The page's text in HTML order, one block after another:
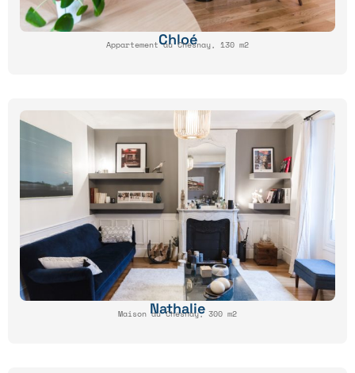
Chloé
Appartement au Chesnay, 130 m2
Nathalie
Maison au Chesnay, 300 m2